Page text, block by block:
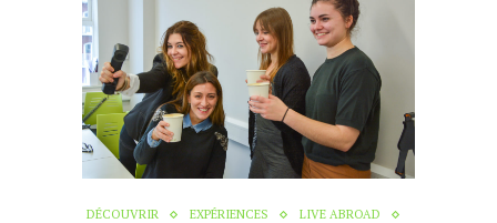
DÉCOUVRIR EXPÉRIENCES
LIVE ABROAD